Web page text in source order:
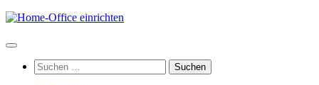
Zum
springen
Suchen
nach: